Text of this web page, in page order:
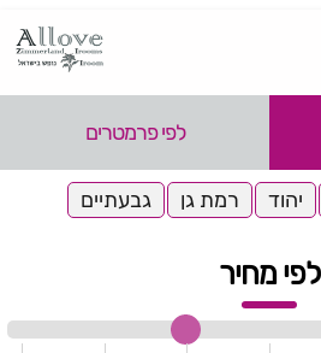
לפי פרמטרים
יהוד רמת גן גבעתיים
לפי מחיר